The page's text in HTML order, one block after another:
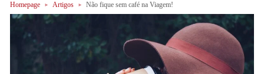
Homepage Artigos Não fique sem café na Viagem!